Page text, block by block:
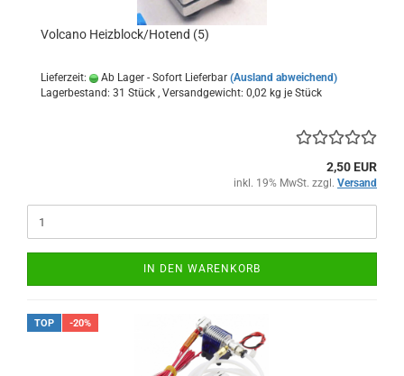
Volcano Heizblock/Hotend (5)
Lieferzeit: Ab Lager - Sofort Lieferbar (Ausland abweichend)
Lagerbestand: 31 Stück , Versandgewicht: 0,02 kg je Stück
2,50 EUR
inkl. 19% MwSt. zzgl. Versand
IN DEN WARENKORB
TOP -20%